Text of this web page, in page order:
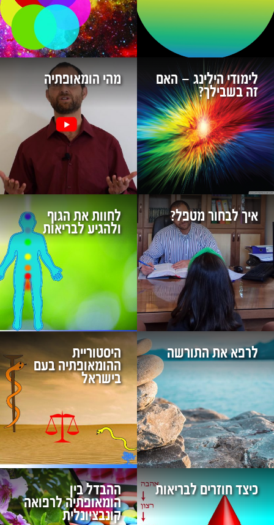
לימודי הילינג – האם
זה בשבילך?
מהי הומאופתיה
איך לבחור מטפל? לחוות את הגוף
ולהגיע לבריאות
לרפא את התורשה היסטוריית
ההומאופתיה בעם
בישראל
כיצד חוזרים לבריאות ההבדל בין
הומאופתיה לרפואה
קונבציונלית